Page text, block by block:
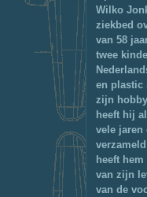
Wilko
ziekbed
van 58
twee
en plastic
zijn
heeft hij
vele jaren
heeft
van zijn
van de